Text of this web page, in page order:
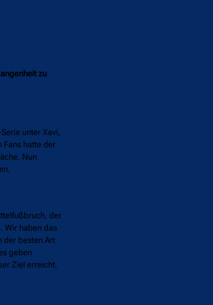
zu
unter Xavi,
Fans hatte der
Nun
der
Wir haben das
der besten Art
geben
Ziel erreicht.